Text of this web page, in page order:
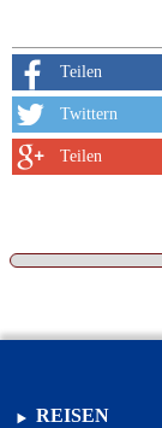
Teilen
Twittern
Teilen
REISEN